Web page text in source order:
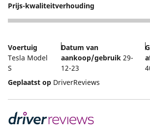
Prijs-kwaliteitverhouding
5
Voertuig
Tesla Model
S
Datum van
aankoop/gebruik 29-
12-23
Geplaatst op DriverReviews